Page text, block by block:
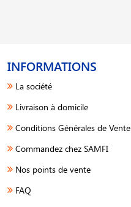
INFORMATIONS
La société
Livraison à domicile
Conditions Générales de Vente
Commandez chez SAMFI
Nos points de vente
FAQ